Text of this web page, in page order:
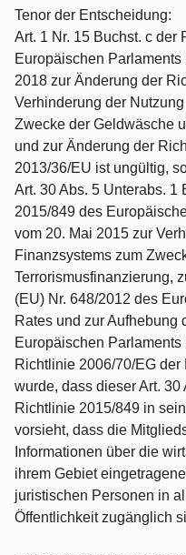
Tenor der Entscheidung:
Art. 1 Nr. 15 Buchst. c
Europäischen
2018 zur Änderung der
Verhinderung der
Zwecke der Geldwäsche
und zur Änderung der
2013/36/EU ist ungültig,
Art. 30 Abs. 5 Unterabs. 1
2015/849 des
vom 20. Mai 2015 zur
Finanzsystems zum
Terrorismusfinanzierung,
(EU) Nr. 648/2012 des
Rates und zur Aufhebung
Europäischen
Richtlinie 2006/70/EG
wurde, dass dieser Art.
Richtlinie 2015/849 in
vorsieht, dass die
Informationen über die
ihrem Gebiet
juristischen Personen in
Öffentlichkeit zugänglich